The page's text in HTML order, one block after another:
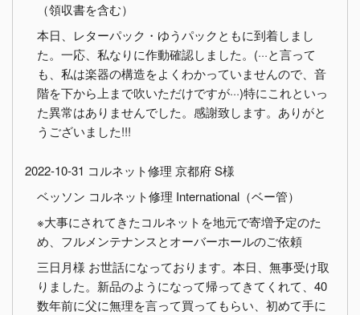
（領収書を含む）
本日、レターパック・ゆうパックともに到着しまし
た。一応、私なりに作動確認しました。(···と言って
も、私は楽器の構造をよくわかっていませんので、音
階を下から上まで吹いただけですが···)特にこれといっ
た異常はありませんでした。感謝致します。ありがと
うございました!!!
2022-10-31 コルネット修理 京都府 S様
ベッソン コルネット修理 International（ベー管）
※大事にされてきたコルネットを地元で寄増予定のた
め、フルメンテナンスとオーバーホールのご依頼
三日月様 お世話になっております。本日、無事受け取
りました。新品のようになって帰ってきてくれて、40
数年前に父に無理を言って買ってもらい、初めて手に